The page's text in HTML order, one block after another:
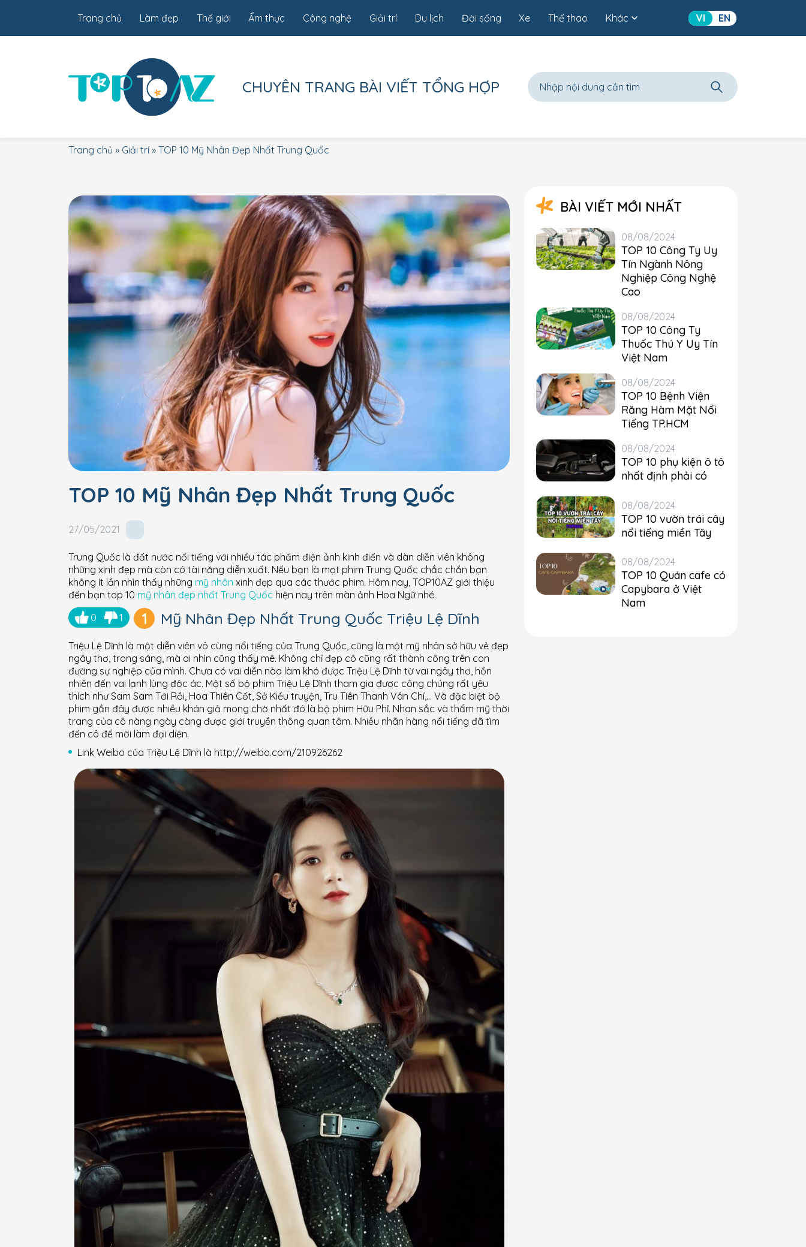
Trang chủ Làm đẹp Thế giới Ẩm thực Công nghệ Giải trí Du lịch Đời sống Xe Thể thao Khác VI EN
CHUYÊN TRANG BÀI VIẾT TỔNG HỢP
Trang chủ » Giải trí » TOP 10 Mỹ Nhân Đẹp Nhất Trung Quốc
TOP 10 Mỹ Nhân Đẹp Nhất Trung Quốc
27/05/2021
Trung Quốc là đất nước nổi tiếng với nhiều tác phẩm điện ảnh kinh điển và dàn diễn viên không
những xinh đẹp mà còn có tài năng diễn xuất. Nếu bạn là mọt phim Trung Quốc chắc chắn bạn
không ít lần nhìn thấy những mỹ nhân xinh đẹp qua các thước phim. Hôm nay, TOP10AZ giới thiệu
đến bạn top 10 mỹ nhân đẹp nhất Trung Quốc hiện nay trên màn ảnh Hoa Ngữ nhé.
0
1 1 Mỹ Nhân Đẹp Nhất Trung Quốc Triệu Lệ Dĩnh
Triệu Lệ Dĩnh là một diễn viên vô cùng nổi tiếng của Trung Quốc, cũng là một mỹ nhân sở hữu vẻ đẹp
ngây thơ, trong sáng, mà ai nhìn cũng thấy mê. Không chỉ đẹp cô cũng rất thành công trên con
đường sự nghiệp của mình. Chưa có vai diễn nào làm khó được Triệu Lệ Dĩnh từ vai ngây thơ, hồn
nhiên đến vai lạnh lùng độc ác. Một số bộ phim Triệu Lệ Dĩnh tham gia được công chúng rất yêu
thích như Sam Sam Tới Rồi, Hoa Thiên Cốt, Sở Kiều truyện, Tru Tiên Thanh Vân Chí,… Và đặc biệt bộ
phim gần đây được nhiều khán giả mong chờ nhất đó là bộ phim Hữu Phỉ. Nhan sắc và thẩm mỹ thời
trang của cô nàng ngày càng được giới truyền thông quan tâm. Nhiều nhãn hàng nổi tiếng đã tìm
đến cô để mời làm đại diện.
Link Weibo của Triệu Lệ Dĩnh là http://weibo.com/210926262
BÀI VIẾT MỚI NHẤT
08/08/2024
TOP 10 Công Ty Uy
Tín Ngành Nông
Nghiệp Công Nghệ
Cao
08/08/2024
TOP 10 Công Ty
Thuốc Thú Y Uy Tín
Việt Nam
08/08/2024
TOP 10 Bệnh Viện
Răng Hàm Mặt Nổi
Tiếng TP.HCM
08/08/2024
TOP 10 phụ kiện ô tô
nhất định phải có
08/08/2024
TOP 10 vườn trái cây
nổi tiếng miền Tây
08/08/2024
TOP 10 Quán cafe có
Capybara ở Việt
Nam